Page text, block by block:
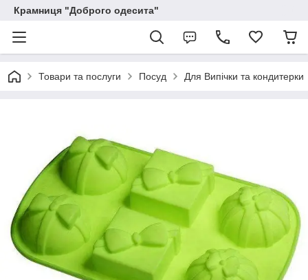
Крамниця "Доброго одесита"
Товари та послуги Посуд Для Випічки та кондитерки